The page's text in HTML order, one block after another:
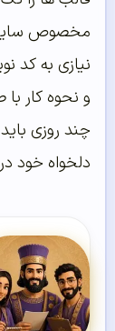
مخصوص سایت
نیازی به کد
و نحوه کار
چند روزی
دلخواه خود